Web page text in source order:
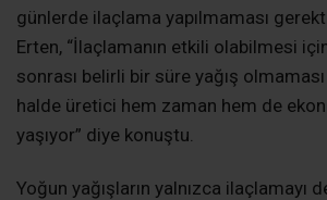
günlerde ilaçlama yapılmaması
Erten, “İlaçlamanın etkili olabilmesi
sonrası belirli bir süre yağış
halde üretici hem zaman hem de
yaşıyor” diye konuştu.
Yoğun yağışların yalnızca ilaçlamayı